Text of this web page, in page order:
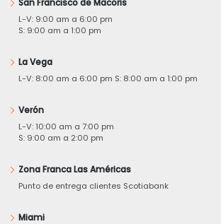
San Francisco de Macorís
L-V: 9:00 am a 6:00 pm
S: 9:00 am a 1:00 pm
La Vega
L-V: 8:00 am a 6:00 pm S: 8:00 am a 1:00 pm
Verón
L-V: 10:00 am a 7:00 pm
S: 9:00 am a 2:00 pm
Zona Franca Las Américas
Punto de entrega clientes Scotiabank
Miami